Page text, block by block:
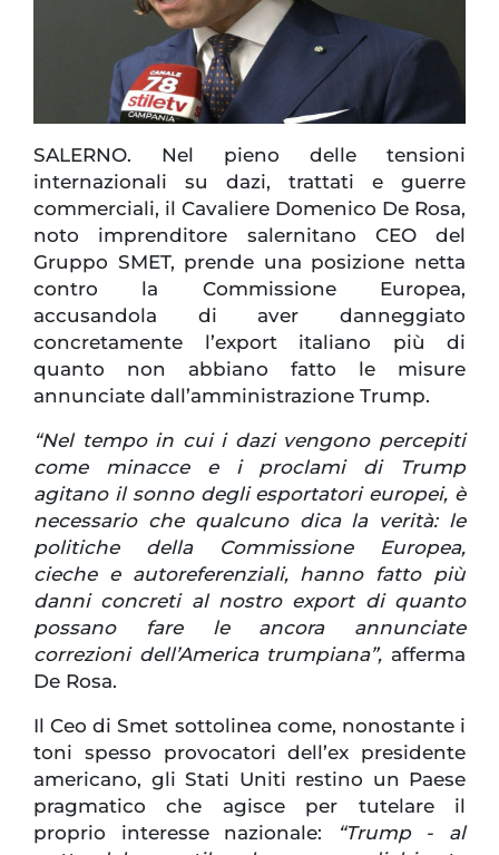
SALERNO. Nel pieno delle tensioni
internazionali su dazi, trattati e guerre
commerciali, il Cavaliere Domenico De Rosa,
noto imprenditore salernitano CEO del
Gruppo SMET, prende una posizione netta
contro la Commissione Europea,
accusandola di aver danneggiato
concretamente l’export italiano più di
quanto non abbiano fatto le misure
annunciate dall’amministrazione Trump.
“Nel tempo in cui i dazi vengono percepiti
come minacce e i proclami di Trump
agitano il sonno degli esportatori europei, è
necessario che qualcuno dica la verità: le
politiche della Commissione Europea,
cieche e autoreferenziali, hanno fatto più
danni concreti al nostro export di quanto
possano fare le ancora annunciate
correzioni dell’America trumpiana”, afferma
De Rosa.
Il Ceo di Smet sottolinea come, nonostante i
toni spesso provocatori dell’ex presidente
americano, gli Stati Uniti restino un Paese
pragmatico che agisce per tutelare il
proprio interesse nazionale:
“Trump - al